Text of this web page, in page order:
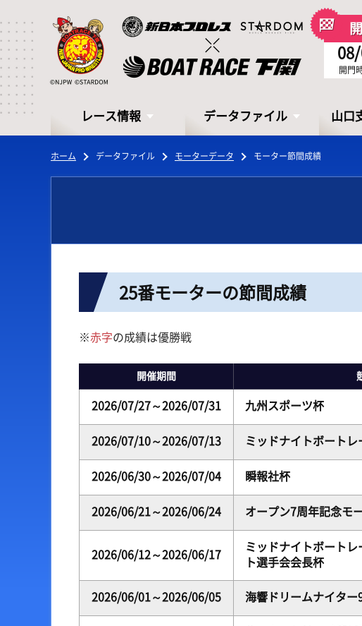
開門
レース情報
レース情報
シリーズインデックス
出場予定選手一覧
レース展望
レース一覧
出走表・前
得点率ラ
進入コー
データファイル
データファイル
モーターデータ
出目データ
水面特性・進入コース別情報
山口
山
ホーム データファイル モーターデータ モーター節間成績
25番モーターの節間成績
※赤字の成績は優勝戦
開催期間
2026/07/27～2026/07/31 九州スポーツ杯
2026/07/10～2026/07/13 ミッドナイトボート
2026/06/30～2026/07/04 瞬報社杯
2026/06/21～2026/06/24 オープン7周年記念モ
2026/06/12～2026/06/17
ミッドナイトボート
ト選手会会長杯
2026/06/01～2026/06/05 海響ドリームナイター